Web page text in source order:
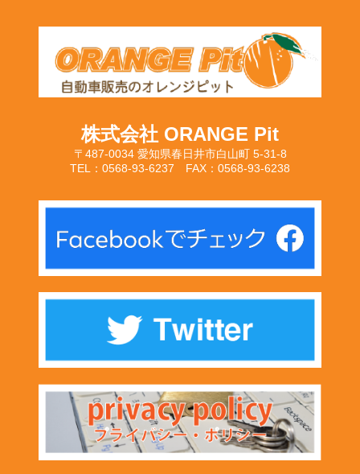
株式会社 ORANGE Pit
〒487-0034 愛知県春日井市白山町 5-31-8
TEL：0568-93-6237 FAX：0568-93-6238